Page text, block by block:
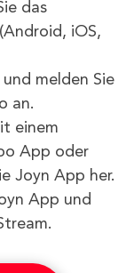
das
iOS,
melden Sie
an.
einem
App oder
Joyn App her.
App und